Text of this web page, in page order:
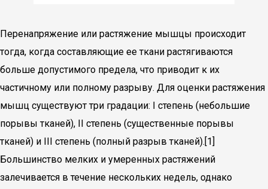
Перенапряжение или растяжение мышцы происходит
тогда, когда составляющие ее ткани растягиваются
больше допустимого предела, что приводит к их
частичному или полному разрыву. Для оценки растяжения
мышц существуют три градации: I степень (небольшие
порывы тканей), II степень (существенные порывы
тканей) и III степень (полный разрыв тканей).[1]
Большинство мелких и умеренных растяжений
залечивается в течение нескольких недель, однако